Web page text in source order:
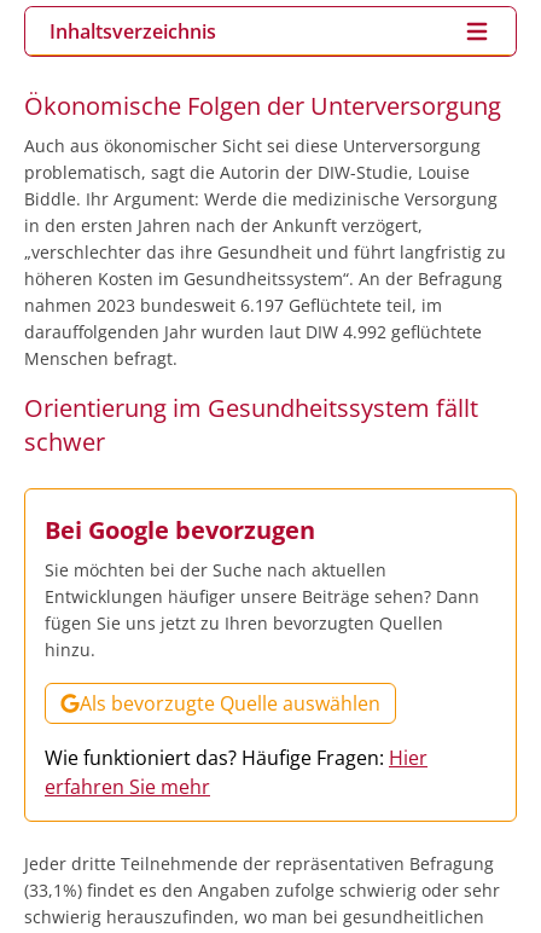
Inhaltsverzeichnis
Ökonomische Folgen der Unterversorgung
Auch aus ökonomischer Sicht sei diese Unterversorgung
problematisch, sagt die Autorin der DIW-Studie, Louise
Biddle. Ihr Argument: Werde die medizinische Versorgung
in den ersten Jahren nach der Ankunft verzögert,
„verschlechter das ihre Gesundheit und führt langfristig zu
höheren Kosten im Gesundheitssystem“. An der Befragung
nahmen 2023 bundesweit 6.197 Geflüchtete teil, im
darauffolgenden Jahr wurden laut DIW 4.992 geflüchtete
Menschen befragt.
Orientierung im Gesundheitssystem fällt
schwer
Bei Google bevorzugen
Sie möchten bei der Suche nach aktuellen
Entwicklungen häufiger unsere Beiträge sehen? Dann
fügen Sie uns jetzt zu Ihren bevorzugten Quellen
hinzu.
Als bevorzugte Quelle auswählen
Wie funktioniert das? Häufige Fragen: Hier
erfahren Sie mehr
Jeder dritte Teilnehmende der repräsentativen Befragung
(33,1%) findet es den Angaben zufolge schwierig oder sehr
schwierig herauszufinden, wo man bei gesundheitlichen